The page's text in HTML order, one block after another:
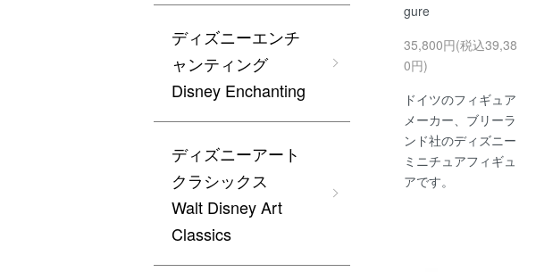
gure
35,800円(税込39,38
0円)
ドイツのフィギュア
メーカー、ブリーラ
ンド社のディズニー
ミニチュアフィギュ
アです。
ディズニーエンチ
ャンティング
Disney Enchanting
ディズニーアート
クラシックス
Walt Disney Art
Classics